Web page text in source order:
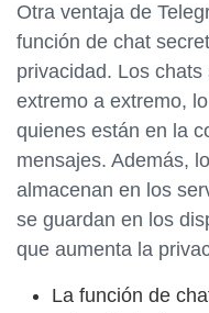
Otra ventaja de
función de chat
privacidad. Los
extremo a extremo,
quienes están en la
mensajes. Además,
almacenan en los
se guardan en los
que aumenta la
La función de